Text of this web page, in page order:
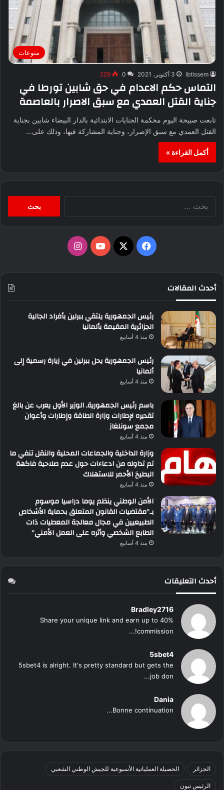
منوعات
ibtissem 3 أكتوبر، 2021 0
229
التماس حكم الاعدام في حق شابين تورطا في
جناية القتل العمدي مع سبق الاصرار بالعاصمة
تابعت صبيحة اليوم محكمة الجنايات الابتدائية بالدار البيضاء شابين بجناية
القتل العمدي مع سبق الإصرار، وجناية المشاركة فيها، وذلك على…
أكمل القراءة »
فيسبوك
‫X
‫YouTubeانستقرام
أحدث المقالات
رئيس الجمهورية يلتقي ببرلين بأفراد الجالية
الجزائرية المقيمة بألمانيا
منذ 4 أسابيع
رئيس الجمهورية يحل ببرلين في زيارة رسمية إلى
ألمانيا
منذ 4 أسابيع
باسم رئيس الجمهورية, الوزير الأول يعرب عن بالغ
تقديره لإطارات وزارة الطاقة وإطارات وأعوان
مجمع سونلغاز
منذ 4 أسابيع
وزارة الداخلية والجماعات المحلية والنقل تنفي ما
تم تداوله من ادعاءات حول عدم صلاحية فاكهة
البطيخ الأحمر للاستهلاك
منذ 4 أسابيع
الأمن الوطني ينظم يوما دراسيا موسوم
بـ”مقتضيات القانون المتعلق بحماية الأشخاص
الطبيعيين في مجال معالجة المعطيات ذات
الطابع الشخصي وأثره على العمل الأمني”
منذ 4 أسابيع
أحدث التعليقات
Bradley2716
Share your unique link and earn up to 40%
commission!...
5sbet4
5sbet4 is alright. It's pretty standard but gets the
job don...
Dania
Bonne continuation...
الجزائر الحصيلة العملياتية الأسبوعية للجيش الوطني الشعبي
الرئيس تبون